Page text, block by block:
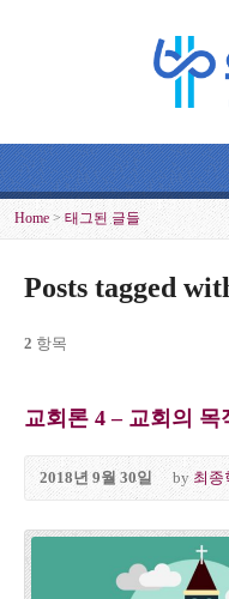
Home >태그된 글들
Posts tagged
2 항목
교회론 4 – 교회의
2018년 9월 30일 by 최종